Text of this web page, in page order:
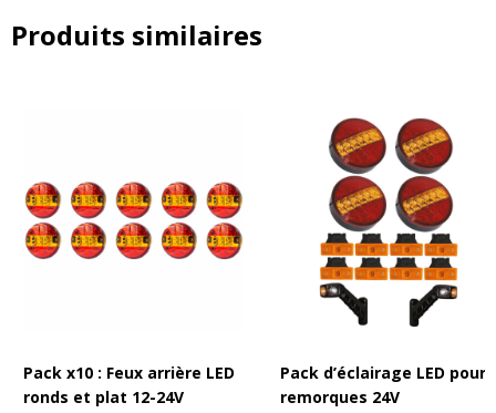
Produits similaires
Pack x10 : Feux arrière LED
ronds et plat 12-24V
Pack d’éclairage LED pour
remorques 24V